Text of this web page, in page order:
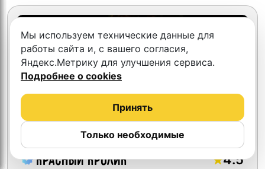
Красный кролик 4.5
Мы используем технические данные для
работы сайта и, с вашего согласия,
Яндекс.Метрику для улучшения сервиса.
Подробнее о cookies
Только необходимые
Принять